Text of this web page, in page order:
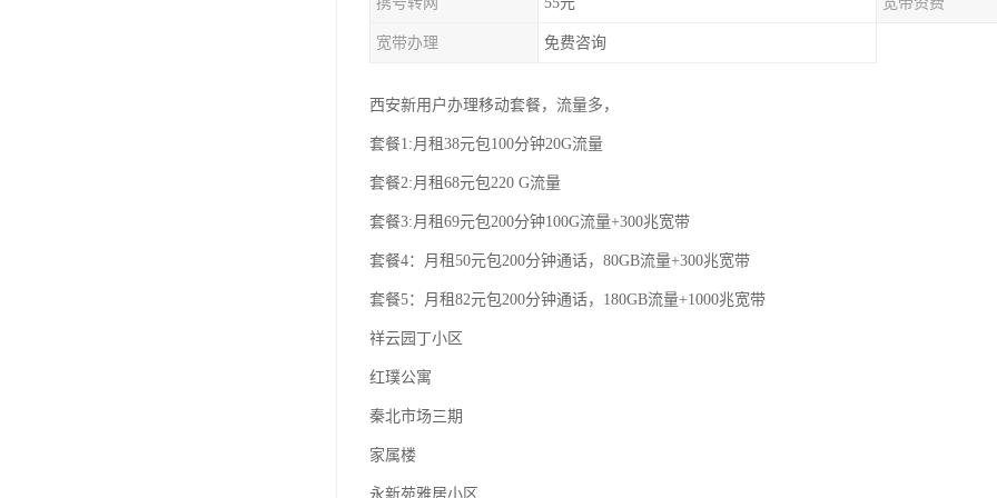
宽带办理 免费咨询
西安新用户办理移动套餐，流量多，
套餐1:月租38元包100分钟20G流量
套餐2:月租68元包220 G流量
套餐3:月租69元包200分钟100G流量+300兆宽带
套餐4：月租50元包200分钟通话，80GB流量+300兆宽带
套餐5：月租82元包200分钟通话，180GB流量+1000兆宽带
祥云园丁小区
红璞公寓
秦北市场三期
家属楼
永新苑雅居小区